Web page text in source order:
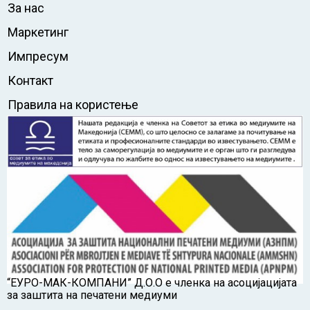
За нас
Маркетинг
Импресум
Контакт
Правила на користење
“ЕУРО-МАК-КОМПАНИ” Д.О.О е членка на асоцијацијата
за заштита на печатени медиуми